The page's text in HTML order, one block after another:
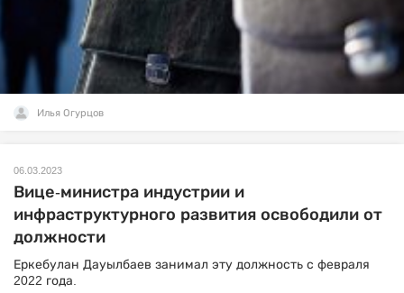
Илья Огурцов
06.03.2023
Вице-министра индустрии и
инфраструктурного развития освободили от
должности
Еркебулан Дауылбаев занимал эту должность с февраля
2022 года.